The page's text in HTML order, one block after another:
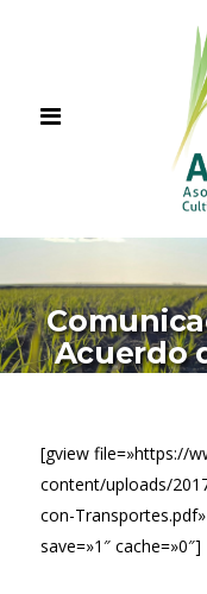
Acuerdo
[gview file=»https://
content/uploads/
con-
save=»1″ cache=»0″]